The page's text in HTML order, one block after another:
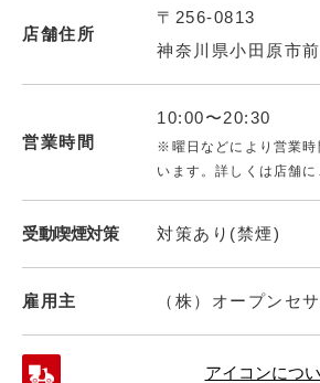
店舗住所
〒256-0813
神奈川県小田原市
営業時間
10:00〜20:30
※曜日などにより営業時
います。詳しくは店舗に
受動喫煙対策 対策あり(禁煙)
雇用主 （株）オープンセサ
アイコンにつ